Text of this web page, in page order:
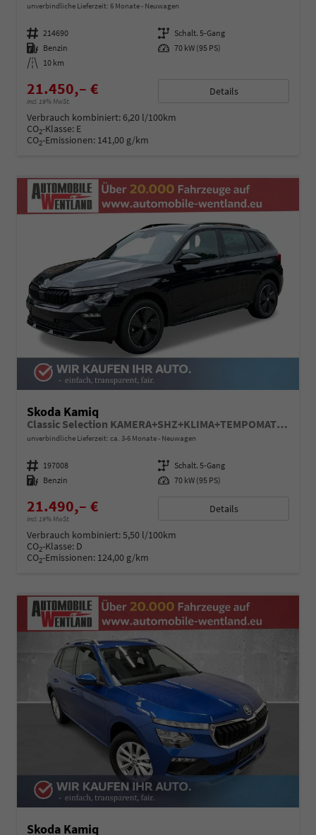
unverbindliche Lieferzeit: 6 Monate Neuwagen
Fahrzeugnummer 214690 Getriebe Schalt. 5-Gang
Kraftstoff Benzin Leistung 70 kW (95 PS)
Kilometerstand 10 km
21.450,– €
incl. 19% MwSt.
Details
Verbrauch kombiniert:6,20 l/100km
CO2-Klasse: E
CO2-Emissionen: 141,00 g/km
Skoda Kamiq
Classic Selection KAMERA+SHZ+KLIMA+TEMPOMAT+LED+16" LM
unverbindliche Lieferzeit: ca. 3-6 Monate Neuwagen
Fahrzeugnummer 197008 Getriebe Schalt. 5-Gang
Kraftstoff Benzin Leistung 70 kW (95 PS)
21.490,– €
incl. 19% MwSt.
Details
Verbrauch kombiniert:5,50 l/100km
CO2-Klasse: D
CO2-Emissionen: 124,00 g/km
Skoda Kamiq